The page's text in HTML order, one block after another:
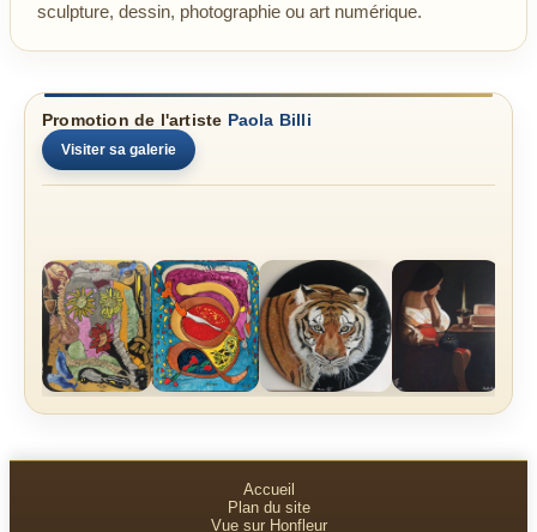
sculpture, dessin, photographie ou art numérique.
Promotion de l'artiste Paola Billi
Visiter sa galerie
Accueil
Plan du site
Vue sur Honfleur